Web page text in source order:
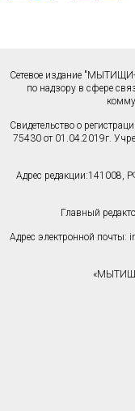
Сетевое издание
по надзору в сфере
Свидетельство о
75430 от 01.04.2019г.
Адрес редакции:141008,
Главный
Адрес электронной почты: